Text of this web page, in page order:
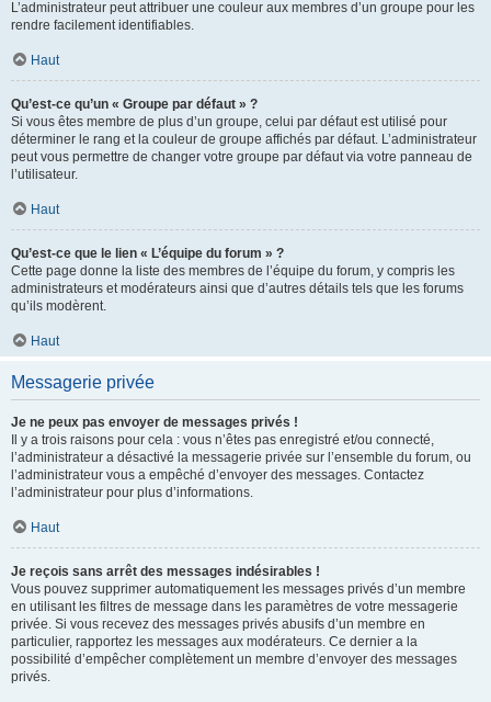
L’administrateur peut attribuer une couleur aux membres d’un groupe pour les
rendre facilement identifiables.
Haut
Qu’est-ce qu’un « Groupe par défaut » ?
Si vous êtes membre de plus d’un groupe, celui par défaut est utilisé pour
déterminer le rang et la couleur de groupe affichés par défaut. L’administrateur
peut vous permettre de changer votre groupe par défaut via votre panneau de
l’utilisateur.
Haut
Qu’est-ce que le lien « L’équipe du forum » ?
Cette page donne la liste des membres de l’équipe du forum, y compris les
administrateurs et modérateurs ainsi que d’autres détails tels que les forums
qu’ils modèrent.
Haut
Messagerie privée
Je ne peux pas envoyer de messages privés !
Il y a trois raisons pour cela : vous n’êtes pas enregistré et/ou connecté,
l’administrateur a désactivé la messagerie privée sur l’ensemble du forum, ou
l’administrateur vous a empêché d’envoyer des messages. Contactez
l’administrateur pour plus d’informations.
Haut
Je reçois sans arrêt des messages indésirables !
Vous pouvez supprimer automatiquement les messages privés d’un membre
en utilisant les filtres de message dans les paramètres de votre messagerie
privée. Si vous recevez des messages privés abusifs d’un membre en
particulier, rapportez les messages aux modérateurs. Ce dernier a la
possibilité d’empêcher complètement un membre d’envoyer des messages
privés.